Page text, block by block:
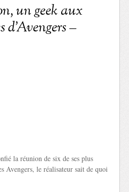
un geek aux
d’Avengers –
la réunion de six de ses plus
Avengers, le réalisateur sait de quoi